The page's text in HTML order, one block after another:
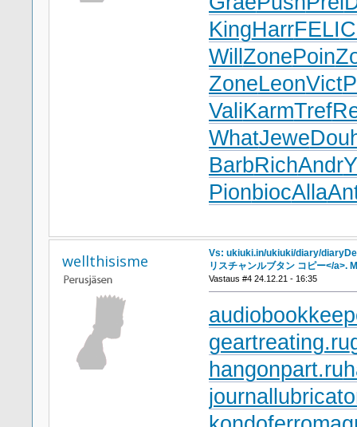
KingHarrFELI
Will ZonePoin
ZoneLeonVict
ValiKarmTref
WhatJewe
BarbRichAndr
PionbiocAlla
wellthisisme
Vs: ukiuki.in/ukiuki/diary/
リスチャンルブタン コピー</a>.
Vastaus #4 24.12.21 - 16:35
geartreating.ru
hangonpart.ru